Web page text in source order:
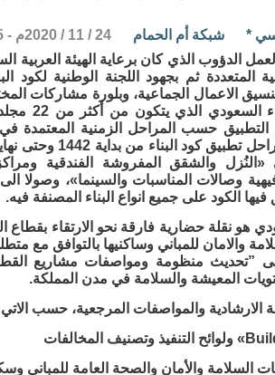
* شبكة أم الحمام
24 / 11 / 2020م - 8:55 م
الدؤوب الذي كان برعاية الهيئة العربية
المتعددة ثم بجهود اللجنة الوطنية لكود
الاعمال الجماعية، وبلورة مشاركات
جميع المجالات
حسب المراحل الزمنية المعتمدة
حيث بدأت المرحلة الثالثة من
والشقق المفروشة الفندقية
وصالات المناسبات والسينما»، وصولا
هو نقلة حضارية فارقة نحو الارتقاء بقطاع
والامان للمباني وساكنيها بالتوافق مع
2030، الداعية الى ”تحديث منظومة ومواصفات مشاريع
المعيشة والسلامة في مدن المملكة.
الارشادية والمواصفات المرجعية، حسب
السلامة والأمان والصحة العامة للمباني